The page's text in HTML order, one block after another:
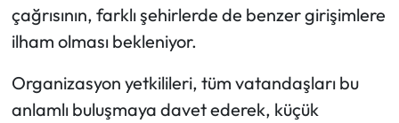
çağrısının, farklı şehirlerde de benzer girişimlere
ilham olması bekleniyor.
Organizasyon yetkilileri, tüm vatandaşları bu
anlamlı buluşmaya davet ederek, küçük